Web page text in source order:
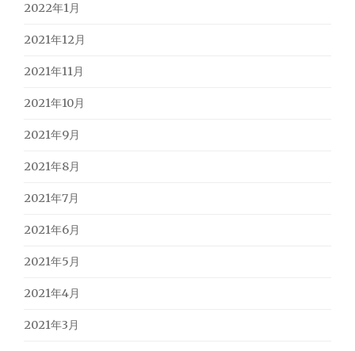
2022年1月
2021年12月
2021年11月
2021年10月
2021年9月
2021年8月
2021年7月
2021年6月
2021年5月
2021年4月
2021年3月